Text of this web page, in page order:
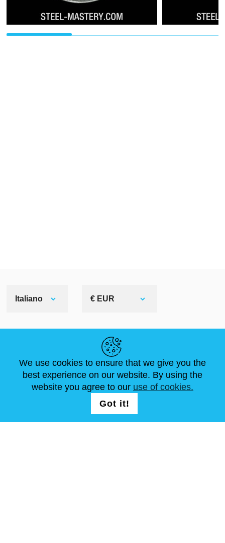
Italiano € EUR
NOTIZIE
ARTICOLI
ABOUT US
FAQ
DIMENSIONI STANDARD
CONTATTACI
We use cookies to ensure that we give you the
best experience on our website. By using the
website you agree to our use of cookies.
Got it!